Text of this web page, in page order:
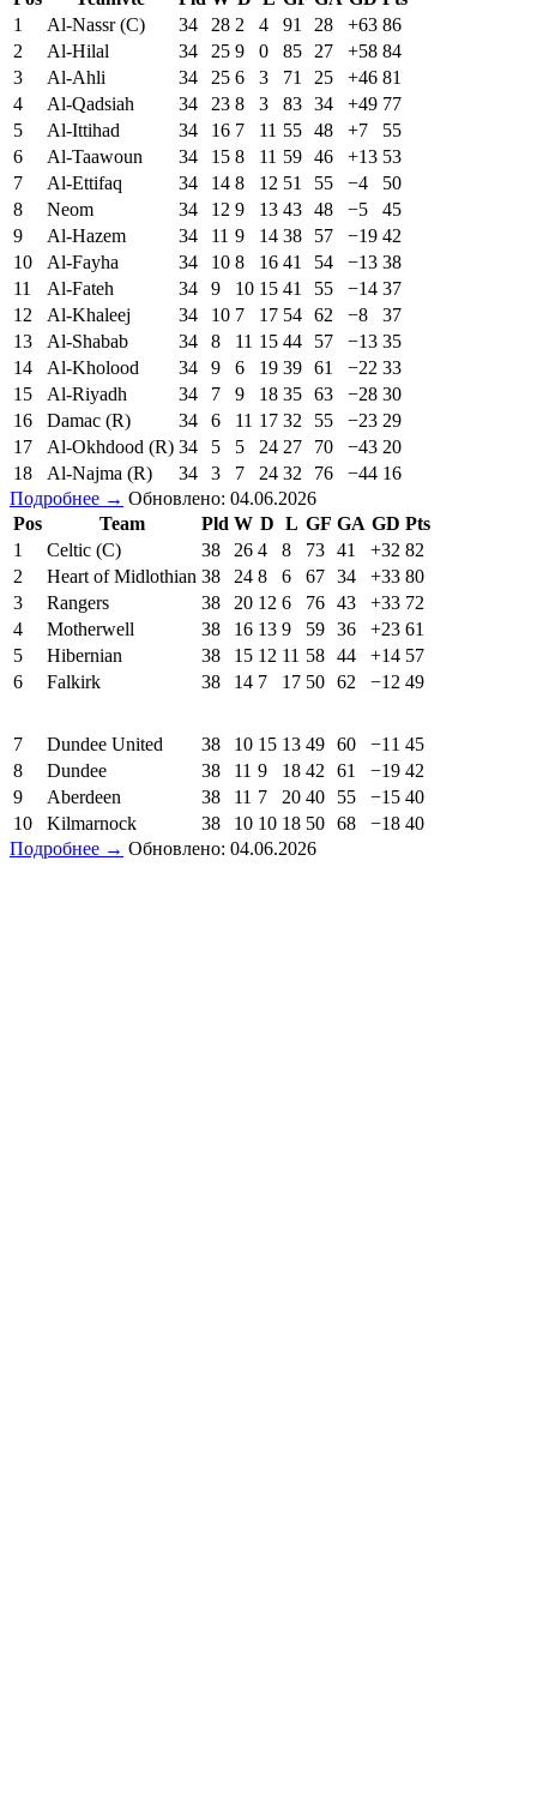
1
Al-Nassr (C) 34 28 2 4 91 28 +63 86
2
Al-Hilal 34 25 9 0 85 27 +58 84
3
Al-Ahli 34 25 6 3 71 25 +46 81
4
Al-Qadsiah 34 23 8 3 83 34 +49 77
5
Al-Ittihad 34 16 7 11 55 48 +7
55
6
Al-Taawoun 34 15 8 11 59 46 +13 53
7
Al-Ettifaq 34 14 8 12 51 55 −4
50
8
Neom 34 12 9 13 43 48 −5
45
9
Al-Hazem 34 11 9 14 38 57 −19 42
10
Al-Fayha 34 10 8 16 41 54 −13 38
11
Al-Fateh 34 9 10 15 41 55 −14 37
12
Al-Khaleej 34 10 7 17 54 62 −8
37
13
Al-Shabab 34 8 11 15 44 57 −13 35
14
Al-Kholood 34 9 6 19 39 61 −22 33
15
Al-Riyadh 34 7 9 18 35 63 −28 30
16
Damac (R) 34 6 11 17 32 55 −23 29
17
Al-Okhdood (R) 34 5 5 24 27 70 −43 20
18
Al-Najma (R) 34 3 7 24 32 76 −44 16
Подробнее → Обновлено: 04.06.2026
Pos
Team Pld W D L GF GA GD Pts
1
Celtic (C) 38 26 4 8 73 41 +32 82
2
Heart of Midlothian 38 24 8 6 67 34 +33 80
3
Rangers 38 20 12 6 76 43 +33 72
4
Motherwell 38 16 13 9 59 36 +23 61
5
Hibernian 38 15 12 11 58 44 +14 57
6
Falkirk 38 14 7 17 50 62 −12 49
7 Dundee United 38 10 15 13 49 60 −11 45
8
Dundee 38 11 9 18 42 61 −19 42
9
Aberdeen 38 11 7 20 40 55 −15 40
10
Kilmarnock 38 10 10 18 50 68 −18 40
Подробнее → Обновлено: 04.06.2026